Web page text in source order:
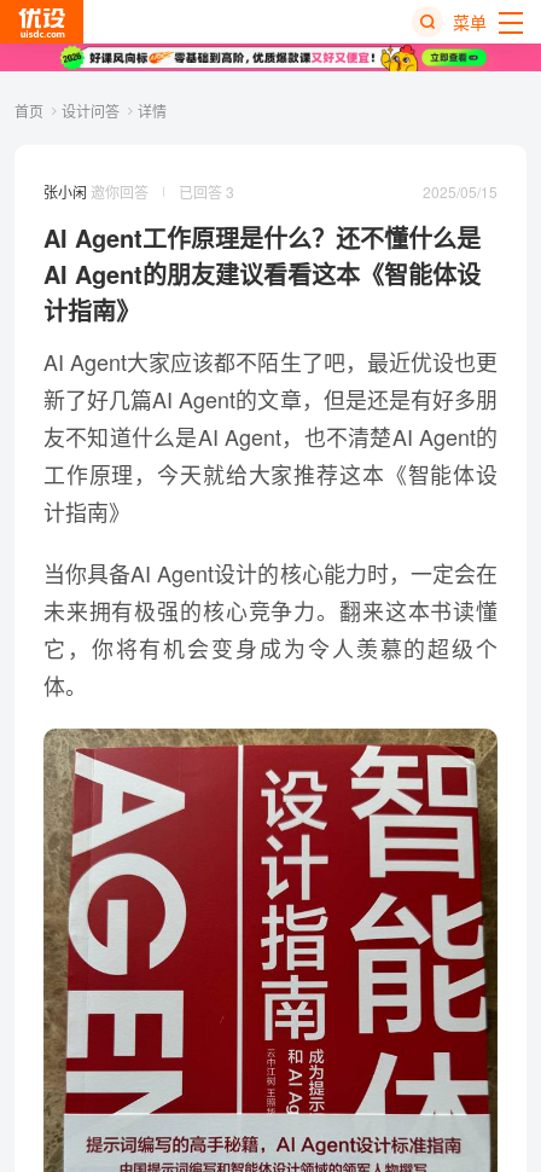
菜单
首页 设计问答 详情
张小闲 邀你回答 已回答 3 2025/05/15
AI Agent工作原理是什么？还不懂什么是
AI Agent的朋友建议看看这本《智能体设
计指南》
AI Agent大家应该都不陌生了吧，最近优设也更
新了好几篇AI Agent的文章，但是还是有好多朋
友不知道什么是AI Agent，也不清楚AI Agent的
工作原理，今天就给大家推荐这本 《智能体设
计指南》
当你具备AIAgent设计的核心能力时，一定会在
未来拥有极强的核心竞争力。翻来这本书读懂
它，你将有机会变身成为令人羡慕的超级个
体。